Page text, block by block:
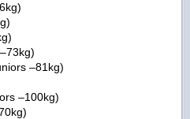
–81kg)
–100kg)